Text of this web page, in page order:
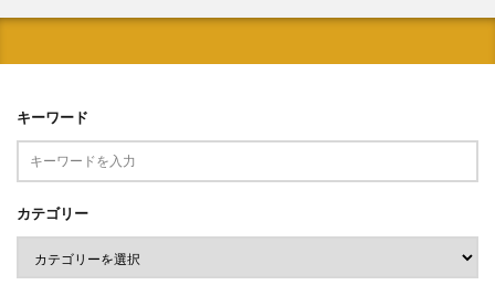
キーワード
カテゴリー